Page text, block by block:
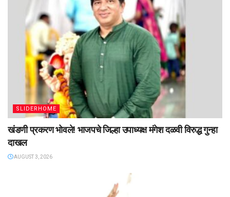
SLIDERHOME
खंडणी प्रकरण भोवले! भाजपचे जिल्हा उपाध्यक्ष मंगेश दळवी विरुद्ध गुन्हा
दाखल
AUGUST 3, 2026